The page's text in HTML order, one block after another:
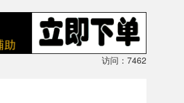
访问：7462